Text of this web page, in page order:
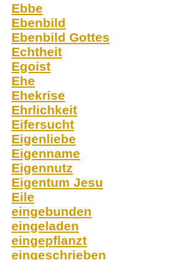
Ebbe
Ebenbild
Ebenbild Gottes
Echtheit
Egoist
Ehe
Ehekrise
Ehrlichkeit
Eifersucht
Eigenliebe
Eigenname
Eigennutz
Eigentum Jesu
Eile
eingebunden
eingeladen
eingepflanzt
eingeschrieben